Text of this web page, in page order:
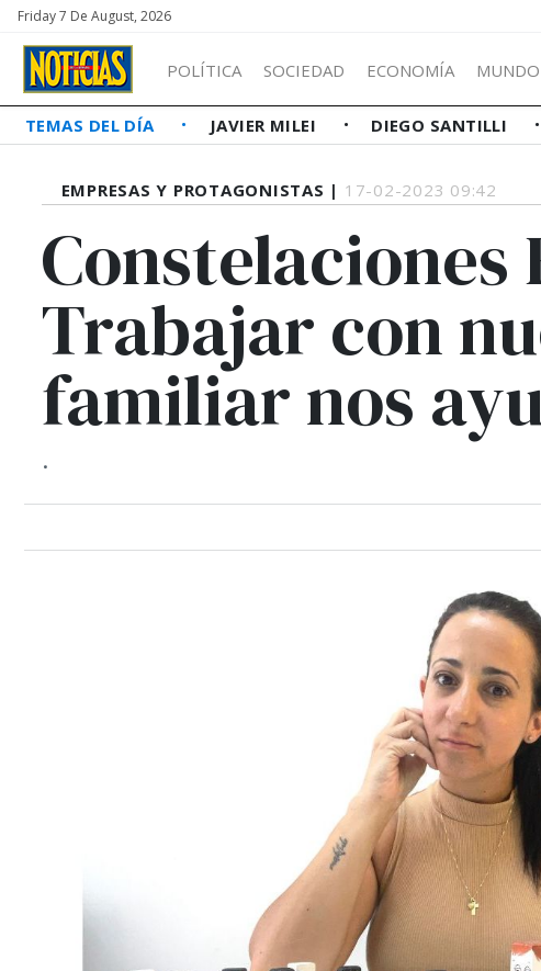
Friday 7 De August, 2026
POLÍTICA SOCIEDAD ECONOMÍA MUNDO
TEMAS DEL DÍA JAVIER MILEI DIEGO SANTILLI
EMPRESAS Y PROTAGONISTAS | 17-02-2023 09:42
Constelaciones
Trabajar con
familiar nos
.